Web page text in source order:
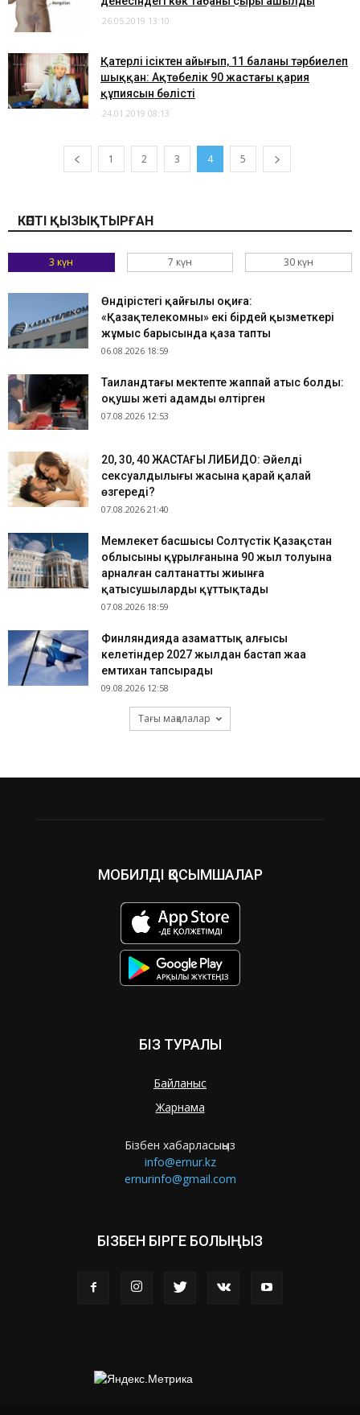
26.05.2019 13:10
​Қатерлі ісіктен айығып, 11 баланы тәрбиелеп
шыққан: Ақтөбелік 90 жастағы қария
құпиясын бөлісті
24.01.2019 08:13
1 2 3 4 5
КӨПТІ ҚЫЗЫҚТЫРҒАН
3 күн 7 күн 30 күн
Өндірістегі қайғылы оқиға:
«Қазақтелекомның» екі бірдей қызметкері
жұмыс барысында қаза тапты
06.08.2026 18:59
Таиландтағы мектепте жаппай атыс болды:
оқушы жеті адамды өлтірген
07.08.2026 12:53
​20, 30, 40 ЖАСТАҒЫ ЛИБИДО: Әйелдің
сексуалдылығы жасына қарай қалай
өзгереді?
07.08.2026 21:40
Мемлекет басшысы Солтүстік Қазақстан
облысының құрылғанына 90 жыл толуына
арналған салтанатты жиынға
қатысушыларды құттықтады
07.08.2026 18:59
Финляндияда азаматтық алғысы
келетіндер 2027 жылдан бастап жаңа
емтихан тапсырады
09.08.2026 12:58
Тағы мақалалар
МОБИЛДІ ҚОСЫМШАЛАР
БІЗ ТУРАЛЫ
Байланыс
Жарнама
Бізбен хабарласыңыз
info@ernur.kz
ernurinfo@gmail.com
БІЗБЕН БІРГЕ БОЛЫҢЫЗ